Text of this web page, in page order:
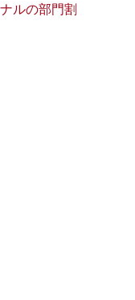
ルの部門割